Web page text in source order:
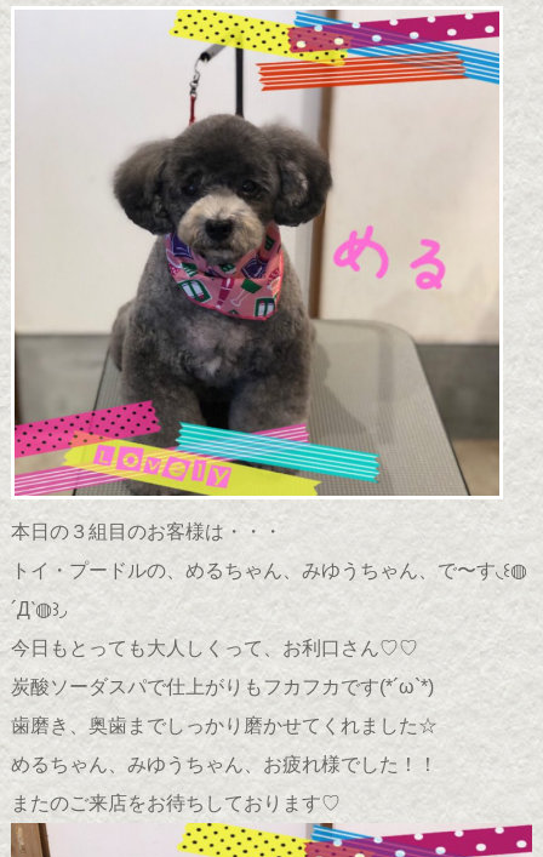
本日の３組目のお客様は・・・
トイ・プードルの、めるちゃん、みゆうちゃん、で〜す◟꒰◍
´Д‵◍꒱◞
今日もとっても大人しくって、お利口さん♡♡
炭酸ソーダスパで仕上がりもフカフカです(*´ω`*)
歯磨き、奥歯までしっかり磨かせてくれました☆
めるちゃん、みゆうちゃん、お疲れ様でした！！
またのご来店をお待ちしております♡